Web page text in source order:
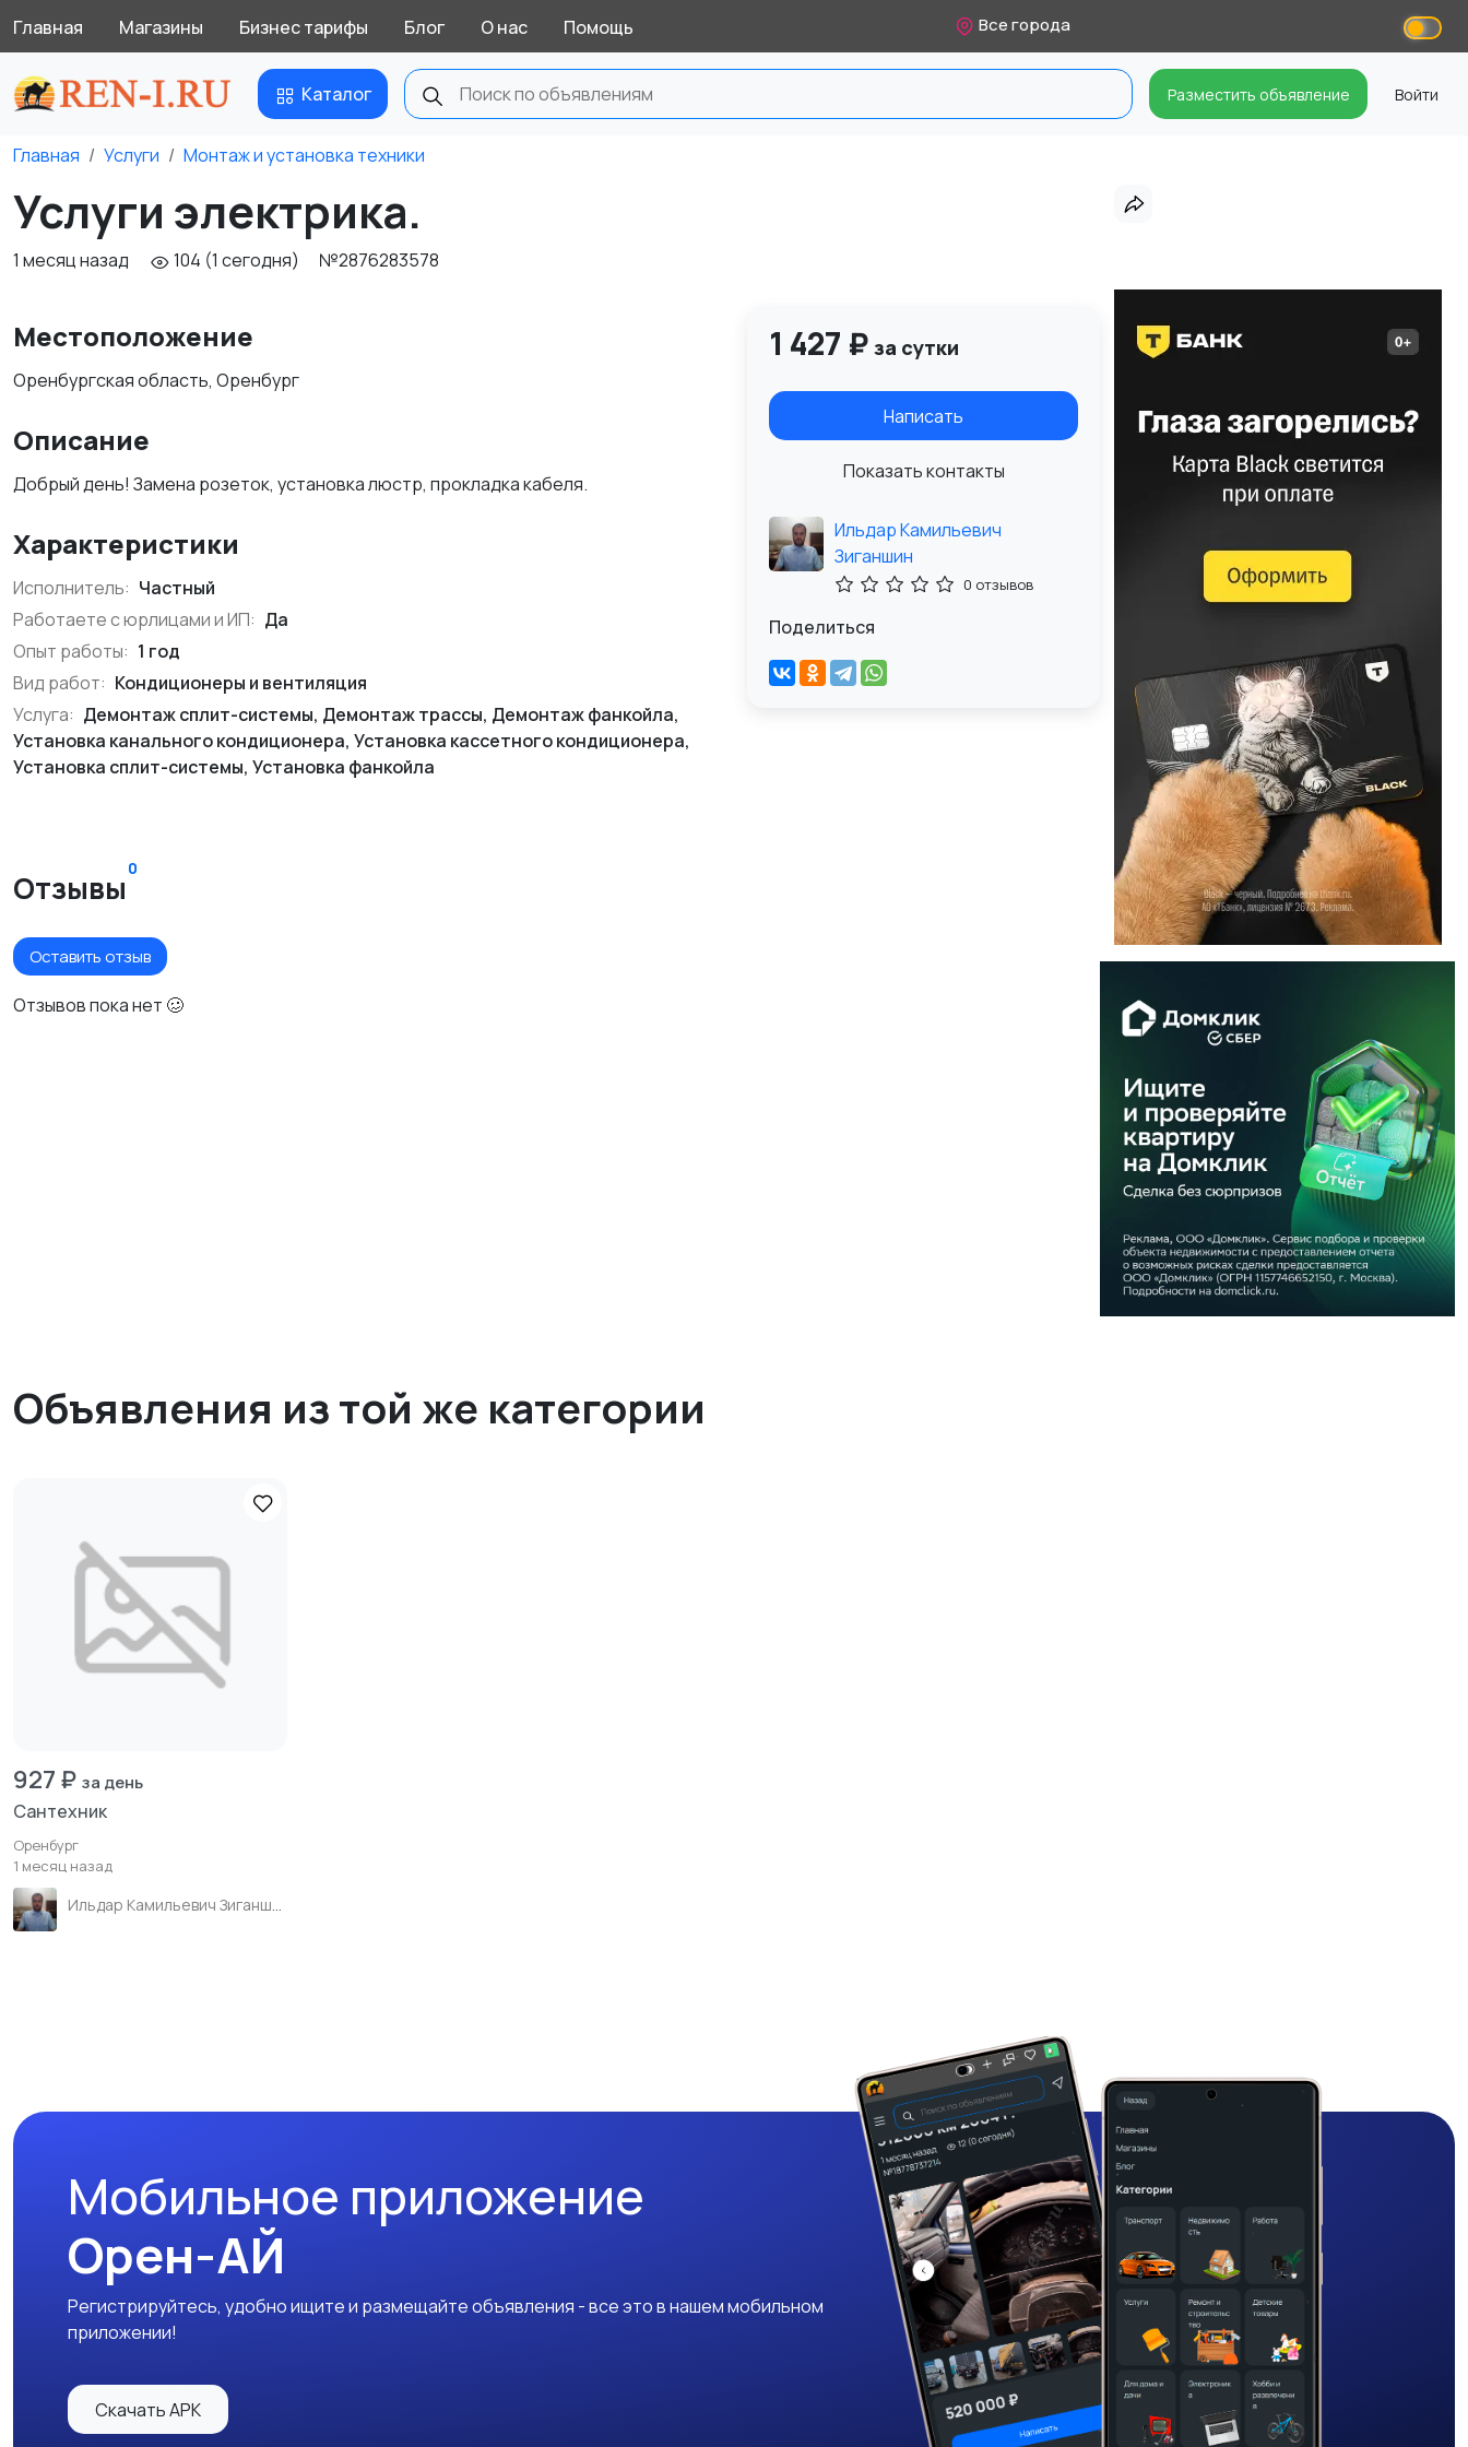
Главная Магазины Бизнес тарифы Блог О нас Помощь Все города
Каталог Разместить объявление Войти
Главная Услуги Монтаж и установка техники
Услуги электрика.
1 месяц назад 104 (1 сегодня) №2876283578
Местоположение
Оренбургская область, Оренбург
Описание
Добрый день! Замена розеток, установка люстр, прокладка кабеля.
Характеристики
Исполнитель: Частный
Работаете с юрлицами и ИП: Да
Опыт работы: 1 год
Вид работ: Кондиционеры и вентиляция
Услуга: Демонтаж сплит-системы, Демонтаж трассы, Демонтаж фанкойла,
Установка канального кондиционера, Установка кассетного кондиционера,
Установка сплит-системы, Установка фанкойла
Отзывы
0
Оставить отзыв
Отзывов пока нет 🥴
1 427 ₽ за сутки
Написать
Показать контакты
Ильдар Камильевич
Зиганшин
0 отзывов
Поделиться
Объявления из той же категории
927 ₽ за день
Сантехник
Оренбург
1 месяц назад
Мобильное приложение
Орен-АЙ
Регистрируйтесь, удобно ищите и размещайте объявления - все это в нашем мобильном
приложении!
Скачать APK